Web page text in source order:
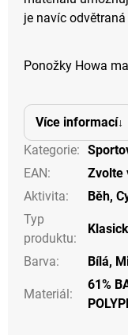
je navíc
Ponožky Howa
Více informací
Kategorie:
EAN:
Zvolte
Aktivita: Běh,
Typ
produktu:
Barva: Bílá,
Materiál :
61%